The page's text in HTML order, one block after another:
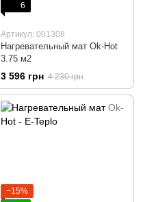
6
Артикул: 001308
Нагревательный мат Ok-Hot
3.75 м2
3 596 грн 4 230 грн
−15%